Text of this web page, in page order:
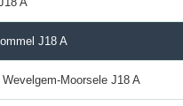
J18 A
Moorsele J18 A